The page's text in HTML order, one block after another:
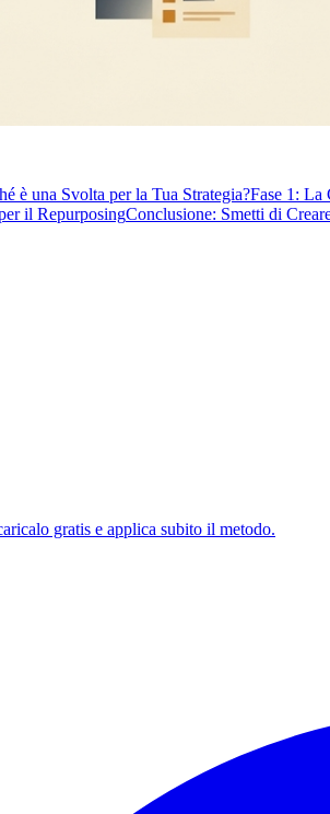
è una Svolta per la Tua Strategia?Fase 1: La
il RepurposingConclusione: Smetti di
gratis e applica subito il metodo.